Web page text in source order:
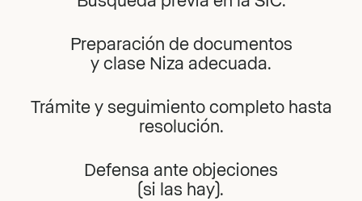
Preparación de documentos
y clase Niza adecuada.
Trámite y seguimiento completo hasta
resolución.
Defensa ante objeciones
(si las hay).